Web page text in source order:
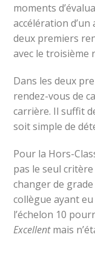
moments
accélération
deux premiers
avec le troisième
Dans les deux
rendez-vous de
carrière. Il suffit
soit simple de
Pour la Hors-
pas le seul
changer de
collègue ayant
l’échelon 10
Excellentmais